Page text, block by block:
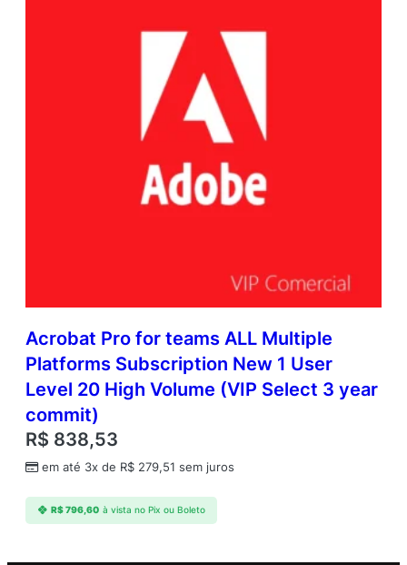
Acrobat Pro for teams ALL Multiple
Platforms Subscription New 1 User
Level 20 High Volume (VIP Select 3 year
commit)
R$ 838,53
em até 3x de R$ 279,51 sem juros
R$796,60 à vista no Pix ou Boleto